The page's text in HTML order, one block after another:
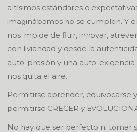
altísimos estándares o
imaginábamos no se cumplen. Y
nos impide de fluir, innovar,
con liviandad y desde la
auto-presión y una auto-exigencia
nos quita el aire.
Permitirse aprender, equivocarse
permitirse CRECER y
No hay que ser perfecto ni tomar